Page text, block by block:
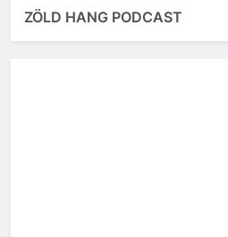
ZÖLD HANG PODCAST